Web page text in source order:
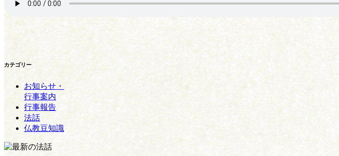
カテゴリー
お知らせ・
行事案内
行事報告
法話
仏教豆知識